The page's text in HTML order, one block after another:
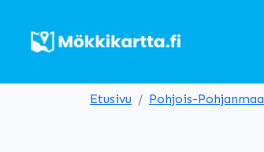
Etusivu Pohjois-Pohjanmaa